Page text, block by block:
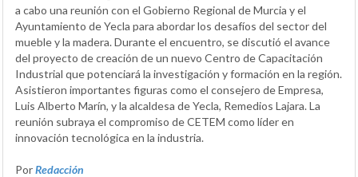
a cabo una reunión con el Gobierno Regional de Murcia y el
Ayuntamiento de Yecla para abordar los desafíos del sector del
mueble y la madera. Durante el encuentro, se discutió el avance
del proyecto de creación de un nuevo Centro de Capacitación
Industrial que potenciará la investigación y formación en la región.
Asistieron importantes figuras como el consejero de Empresa,
Luis Alberto Marín, y la alcaldesa de Yecla, Remedios Lajara. La
reunión subraya el compromiso de CETEM como líder en
innovación tecnológica en la industria.
PorRedacción